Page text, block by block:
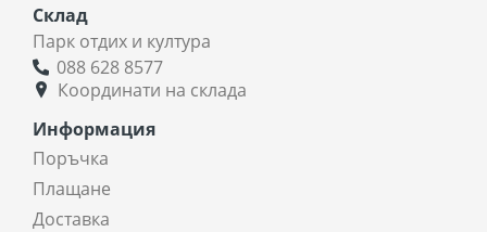
Склад
Парк отдих и култура
088 628 8577
Координати на склада
Информация
Поръчка
Плащане
Доставка